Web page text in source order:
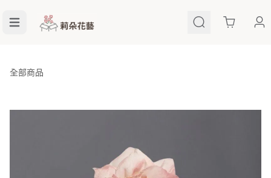
Cart
全部商品